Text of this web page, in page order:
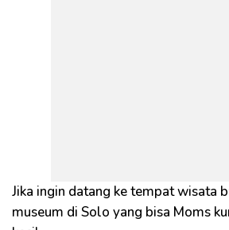
Jika ingin datang ke tempat wisata
museum di Solo yang bisa Moms